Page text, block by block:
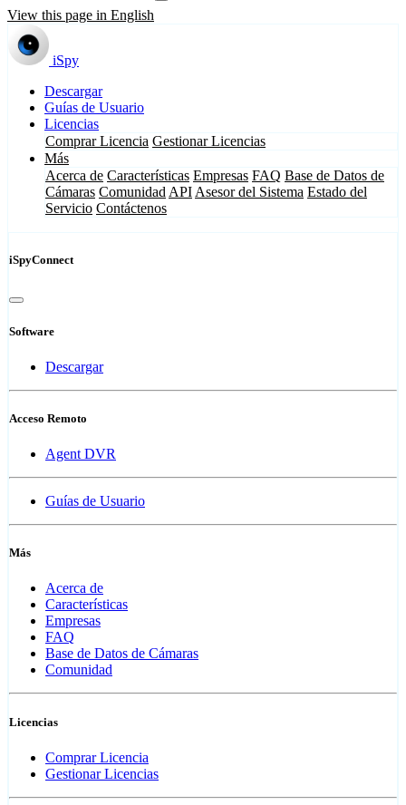
View this page in English
iSpy
Descargar
Guías de Usuario
Licencias
Comprar Licencia Gestionar Licencias
Más
Acerca de Características Empresas FAQ Base de Datos de
Cámaras Comunidad API Asesor del Sistema Estado del
Servicio Contáctenos
iSpyConnect
Software
Descargar
Acceso Remoto
Agent DVR
Guías de Usuario
Más
Acerca de
Características
Empresas
FAQ
Base de Datos de Cámaras
Comunidad
Licencias
Comprar Licencia
Gestionar Licencias